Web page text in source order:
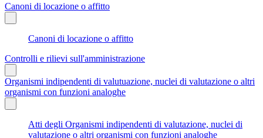
Canoni di locazione o affitto
Canoni di locazione o affitto
Controlli e rilievi sull'amministrazione
Organismi indipendenti di valutuazione, nuclei di valutazione o altri
organismi con funzioni analoghe
Atti degli Organismi indipendenti di valutazione, nuclei di
valutazione o altri organismi con funzioni analoghe